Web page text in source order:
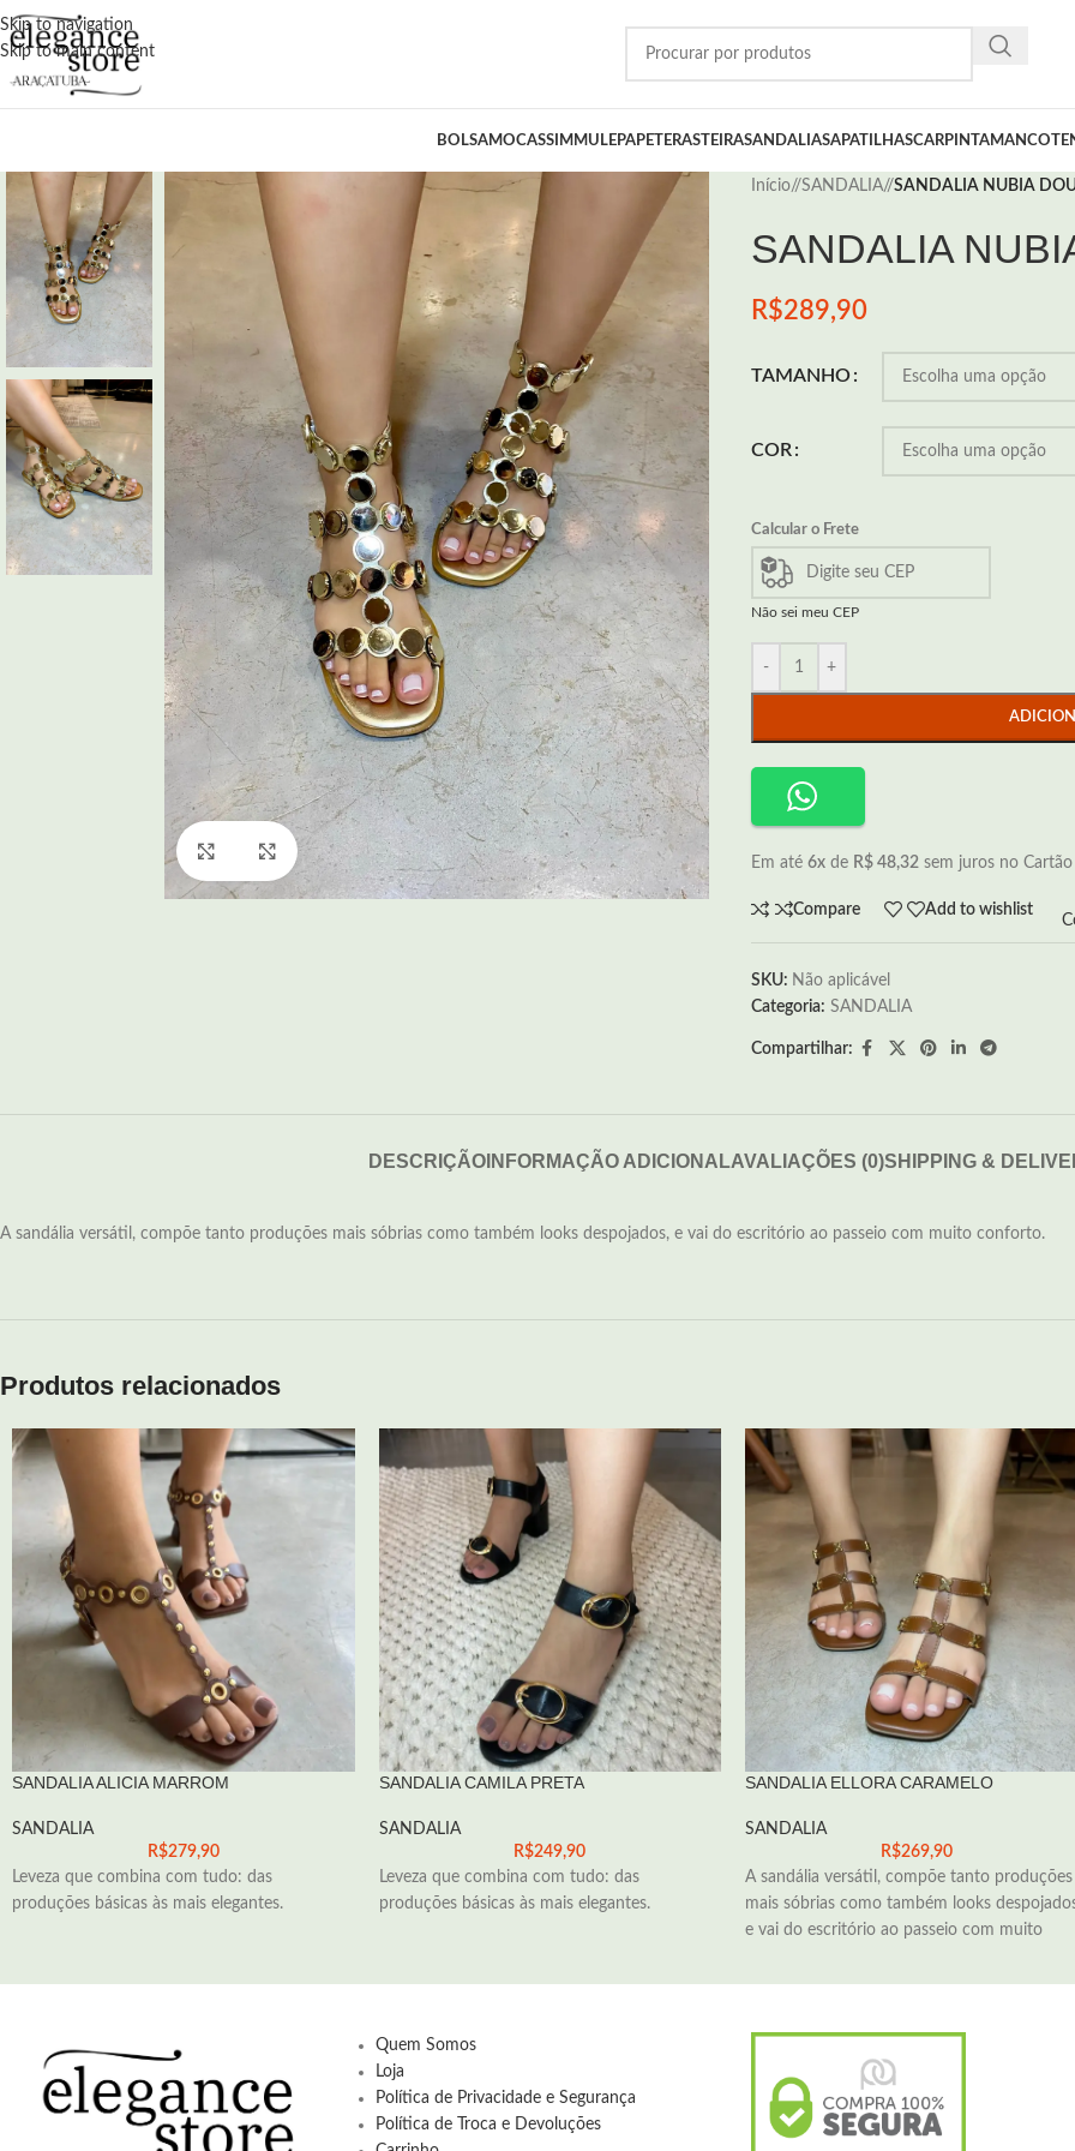
Skip to navigation
Skip to main content
BOLSAMOCASSIM MULEPAPETERASTEIRASANDALIASAPATILHASCARPINTAMANCO
Click to enlarge
Início/ SANDALIA/ SANDALIA NUBIA
SANDALIA
R$289,90
TAMANHO
COR
Calcular o Frete
Não sei meu CEP
- +
Em até 6xde R$ 48,32sem juros no Cartão
Compare Add to wishlist
SKU: Não aplicável
Categoria: SANDALIA
Compartilhar:
DESCRIÇÃO INFORMAÇÃO ADICIONALAVALIAÇÕES (0)SHIPPING &
A sandália versátil, compõe tanto produções mais sóbrias como também looks despojados, e vai do escritório ao passeio com muito conforto.
Produtos relacionados
SANDALIA ALICIA MARROM
SANDALIA
R$279,90
Leveza que combina com tudo: das
produções básicas às mais elegantes.
SANDALIA CAMILA PRETA
SANDALIA
R$249,90
Leveza que combina com tudo: das
produções básicas às mais elegantes.
SANDALIA ELLORA CARAMELO
SANDALIA
R$269,90
A sandália versátil, compõe tanto produções
mais sóbrias como também looks
e vai do escritório ao passeio com muito
Quem Somos
Loja
Política de Privacidade e Segurança
Política de Troca e Devoluções